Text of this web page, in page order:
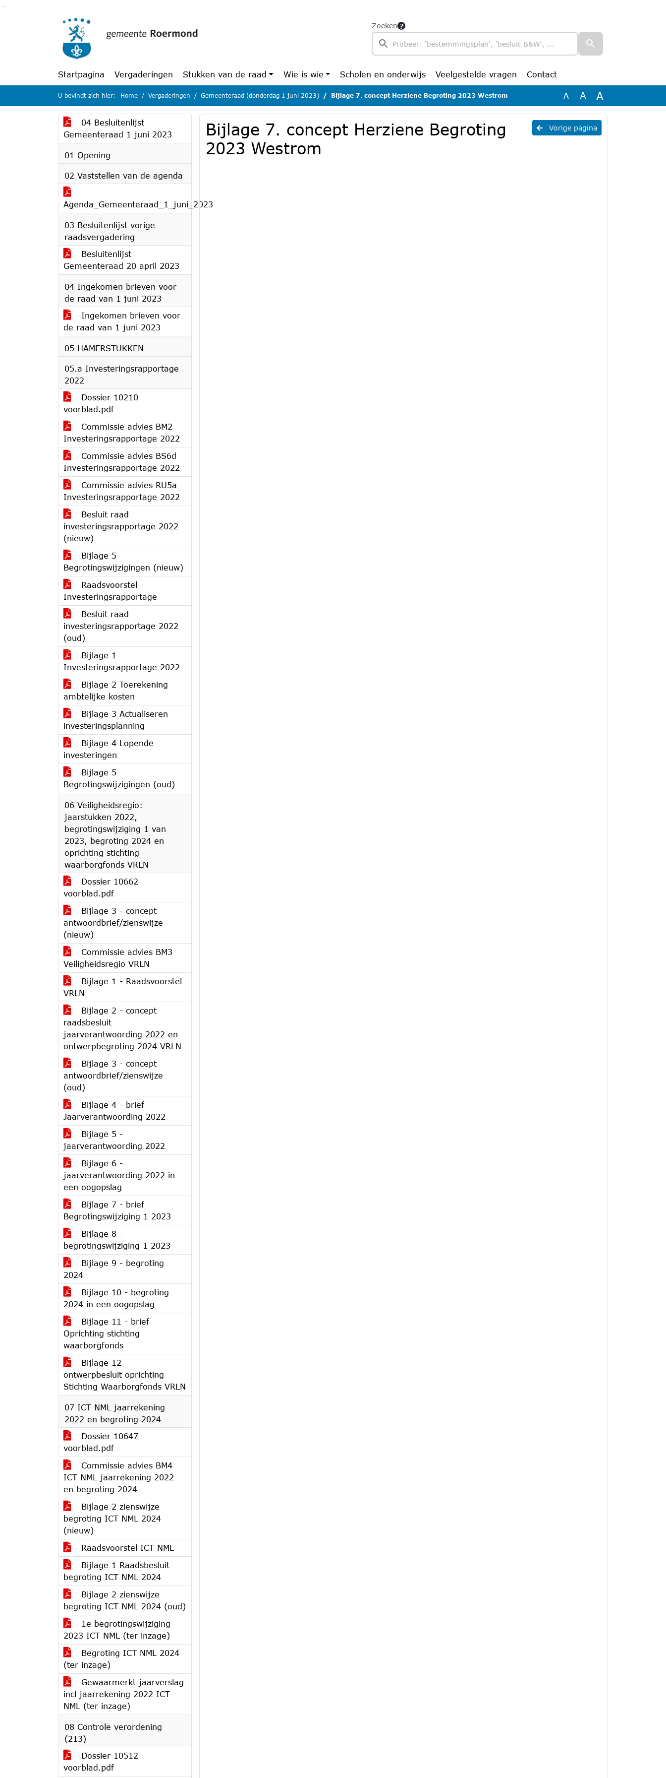
Zoeken
Startpagina Vergaderingen Stukken van de raad Wie is wie Scholen en onderwijs Veelgestelde vragen Contact
U bevindt zich hier: Home Vergaderingen Gemeenteraad (donderdag 1 juni 2023) Bijlage 7. concept Herziene Begroting 2023 Westrom A A A
04 Besluitenlijst
Gemeenteraad 1 juni 2023
01 Opening
02 Vaststellen van de agenda
Agenda_Gemeenteraad_1_juni_2023
03 Besluitenlijst vorige
raadsvergadering
Besluitenlijst
Gemeenteraad 20 april 2023
04 Ingekomen brieven voor
de raad van 1 juni 2023
Ingekomen brieven voor
de raad van 1 juni 2023
05 HAMERSTUKKEN
05.a Investeringsrapportage
2022
Dossier 10210
voorblad.pdf
Commissie advies BM2
Investeringsrapportage 2022
Commissie advies BS6d
Investeringsrapportage 2022
Commissie advies RU5a
Investeringsrapportage 2022
Besluit raad
investeringsrapportage 2022
(nieuw)
Bijlage 5
Begrotingswijzigingen (nieuw)
Raadsvoorstel
Investeringsrapportage
Besluit raad
investeringsrapportage 2022
(oud)
Bijlage 1
Investeringsrapportage 2022
Bijlage 2 Toerekening
ambtelijke kosten
Bijlage 3 Actualiseren
investeringsplanning
Bijlage 4 Lopende
investeringen
Bijlage 5
Begrotingswijzigingen (oud)
06 Veiligheidsregio:
jaarstukken 2022,
begrotingswijziging 1 van
2023, begroting 2024 en
oprichting stichting
waarborgfonds VRLN
Dossier 10662
voorblad.pdf
Bijlage 3 - concept
antwoordbrief/zienswijze-
(nieuw)
Commissie advies BM3
Veiligheidsregio VRLN
Bijlage 1 - Raadsvoorstel
VRLN
Bijlage 2 - concept
raadsbesluit
jaarverantwoording 2022 en
ontwerpbegroting 2024 VRLN
Bijlage 3 - concept
antwoordbrief/zienswijze
(oud)
Bijlage 4 - brief
Jaarverantwoording 2022
Bijlage 5 -
jaarverantwoording 2022
Bijlage 6 -
jaarverantwoording 2022 in
een oogopslag
Bijlage 7 - brief
Begrotingswijziging 1 2023
Bijlage 8 -
begrotingswijziging 1 2023
Bijlage 9 - begroting
2024
Bijlage 10 - begroting
2024 in een oogopslag
Bijlage 11 - brief
Oprichting stichting
waarborgfonds
Bijlage 12 -
ontwerpbesluit oprichting
Stichting Waarborgfonds VRLN
07 ICT NML jaarrekening
2022 en begroting 2024
Dossier 10647
voorblad.pdf
Commissie advies BM4
ICT NML jaarrekening 2022
en begroting 2024
Bijlage 2 zienswijze
begroting ICT NML 2024
(nieuw)
Raadsvoorstel ICT NML
Bijlage 1 Raadsbesluit
begroting ICT NML 2024
Bijlage 2 zienswijze
begroting ICT NML 2024 (oud)
1e begrotingswijziging
2023 ICT NML (ter inzage)
Begroting ICT NML 2024
(ter inzage)
Gewaarmerkt jaarverslag
incl jaarrekening 2022 ICT
NML (ter inzage)
08 Controle verordening
(213)
Dossier 10512
voorblad.pdf
Vorige pagina
Bijlage 7. concept Herziene Begroting
2023 Westrom